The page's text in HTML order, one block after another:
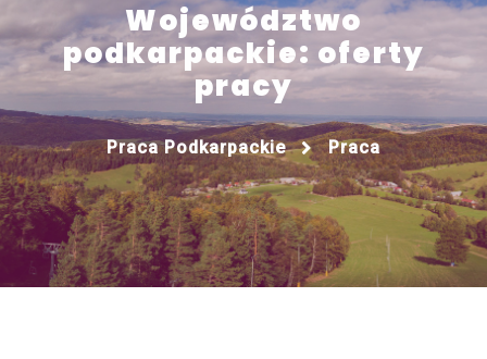
Województwo
podkarpackie: oferty
pracy
Praca Podkarpackie Praca